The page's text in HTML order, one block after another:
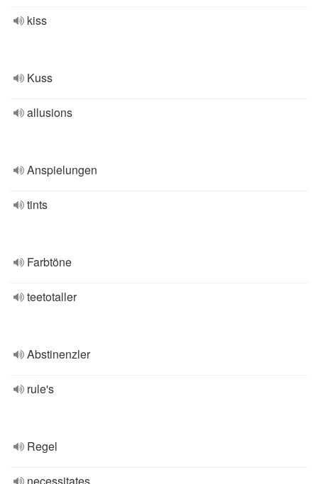
kiss
Kuss
allusions
Anspielungen
tints
Farbtöne
teetotaller
Abstinenzler
rule's
Regel